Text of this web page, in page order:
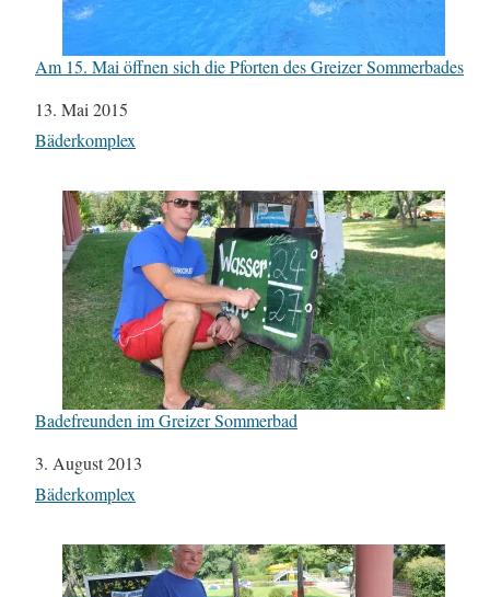
Am 15. Mai öffnen sich die Pforten des Greizer Sommerbades
Datum
13. Mai 2015
In Bezug auf
Bäderkomplex
Badefreunden im Greizer Sommerbad
Datum
3. August 2013
In Bezug auf
Bäderkomplex